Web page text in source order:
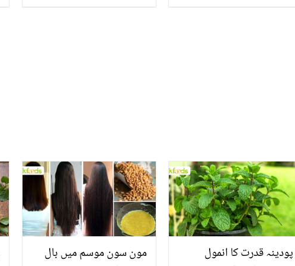
مون سون موسم میں بال
پودینہ قدرت کا انمول